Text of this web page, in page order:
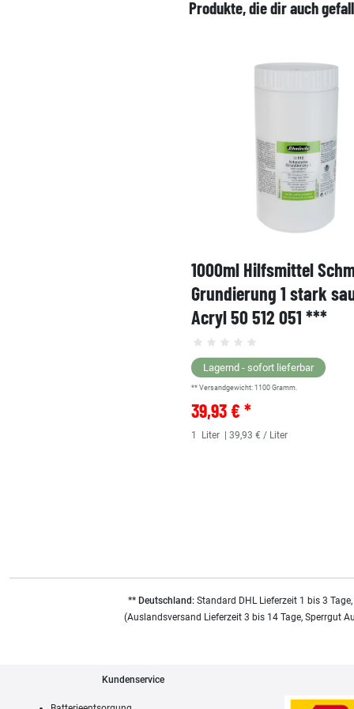
Produkte, die dir auch
1000ml Hilfsmittel
Grundierung 1 stark
Acryl 50 512 051 ***
Lagernd - sofort lieferbar
** Versandgewicht: 1100 Gramm.
39,93 € *
1 Liter | 39,93 € / Liter
** Deutschland:Standard DHL Lieferzeit 1 bis 3
(Auslandsversand Lieferzeit 3 bis 14 Tage, Sperrgut
Kundenservice